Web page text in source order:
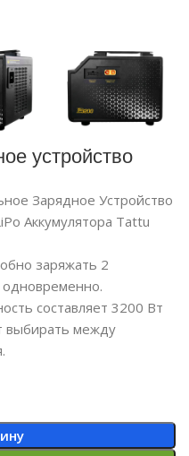
устройство
Зарядное Устройство
Аккумулятора Tattu
заряжать 2
одновременно.
составляет 3200 Вт
выбирать между